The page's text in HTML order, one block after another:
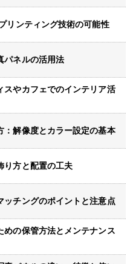
リンティング技術の可能性
パネルの活用法
スやカフェでのインテリア活
：解像度とカラー設定の基本
り方と配置の工夫
ッチングのポイントと注意点
めの保管方法とメンテナンス